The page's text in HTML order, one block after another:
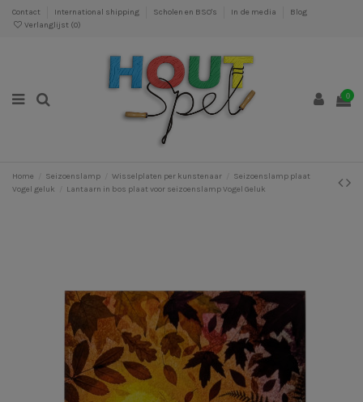
Contact International shipping Scholen en BSO's In de media
Blog
Verlanglijst (0)
0
Home Seizoenslamp Wisselplaten per kunstenaar
Seizoenslamp plaat
Vogel geluk
Lantaarn in bos plaat voor seizoenslamp Vogel Geluk